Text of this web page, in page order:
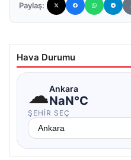
Paylaş:
Hava Durumu
☁Ankara
NaN°C
ŞEHIR SEÇ